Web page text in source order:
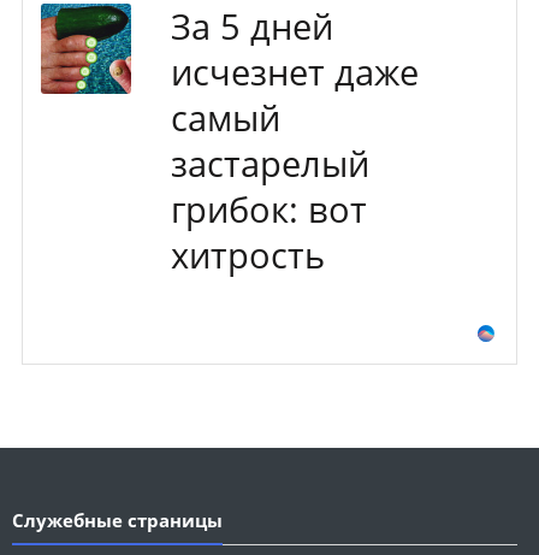
За 5 дней
исчезнет даже
самый
застарелый
грибок: вот
хитрость
Служебные страницы